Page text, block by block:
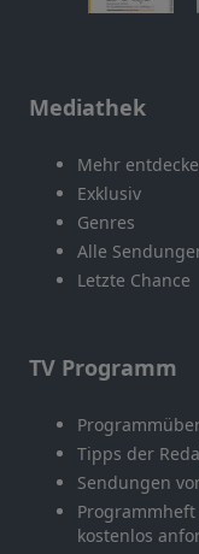
Mediathek
Mehr
Exklusiv
Genres
Alle
Letzte Chance
TV Programm
Tipps der
Sendungen
Programmheft
kostenlos